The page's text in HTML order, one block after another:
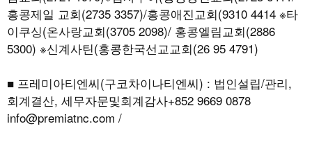
홍콩제일 교회(2735 3357)/홍콩애진교회(9310 4414 ※타
이쿠싱(온사랑교회(3705 2098)/ 홍콩엘림교회(2886
5300) ※신계사틴(홍콩한국선교교회(26 95 4791)
■ 프레미아티엔씨(구코차이나티엔씨) : 법인설립/관리,
회계결산, 세무자문및회계감사+852 9669 0878
info@premiatnc.com /